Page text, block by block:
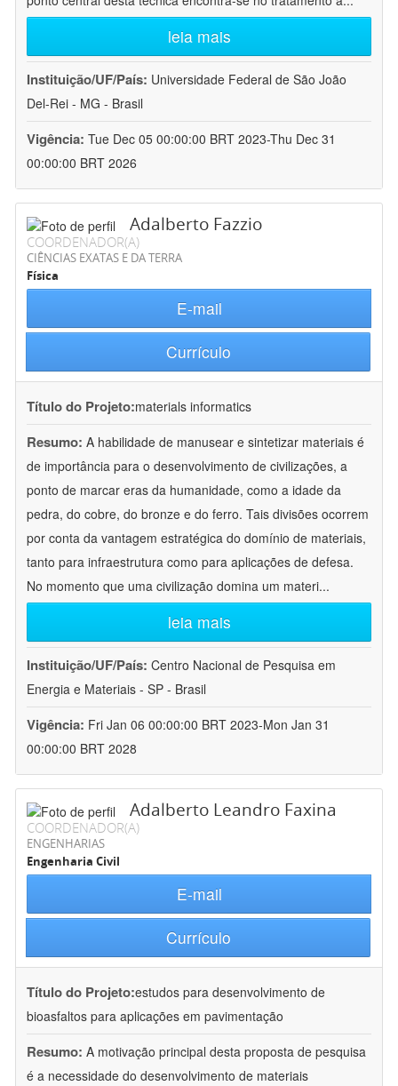
leia mais
Instituição/UF/País: Universidade Federal de São João
Del-Rei - MG - Brasil
Vigência: Tue Dec 05 00:00:00 BRT 2023-Thu Dec 31
00:00:00 BRT 2026
Adalberto Fazzio
COORDENADOR(A)
CIÊNCIAS EXATAS E DA TERRA
Física
E-mail
Currículo
Título do Projeto:materials informatics
Resumo: A habilidade de manusear e sintetizar materiais é
de importância para o desenvolvimento de civilizações, a
ponto de marcar eras da humanidade, como a idade da
pedra, do cobre, do bronze e do ferro. Tais divisões ocorrem
por conta da vantagem estratégica do domínio de materiais,
tanto para infraestrutura como para aplicações de defesa.
No momento que uma civilização domina um materi...
leia mais
Instituição/UF/País: Centro Nacional de Pesquisa em
Energia e Materiais - SP - Brasil
Vigência: Fri Jan 06 00:00:00 BRT 2023-Mon Jan 31
00:00:00 BRT 2028
Adalberto Leandro Faxina
COORDENADOR(A)
ENGENHARIAS
Engenharia Civil
E-mail
Currículo
Título do Projeto:estudos para desenvolvimento de
bioasfaltos para aplicações em pavimentação
Resumo: A motivação principal desta proposta de pesquisa
é a necessidade do desenvolvimento de materiais